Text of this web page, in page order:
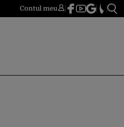
Contul meu